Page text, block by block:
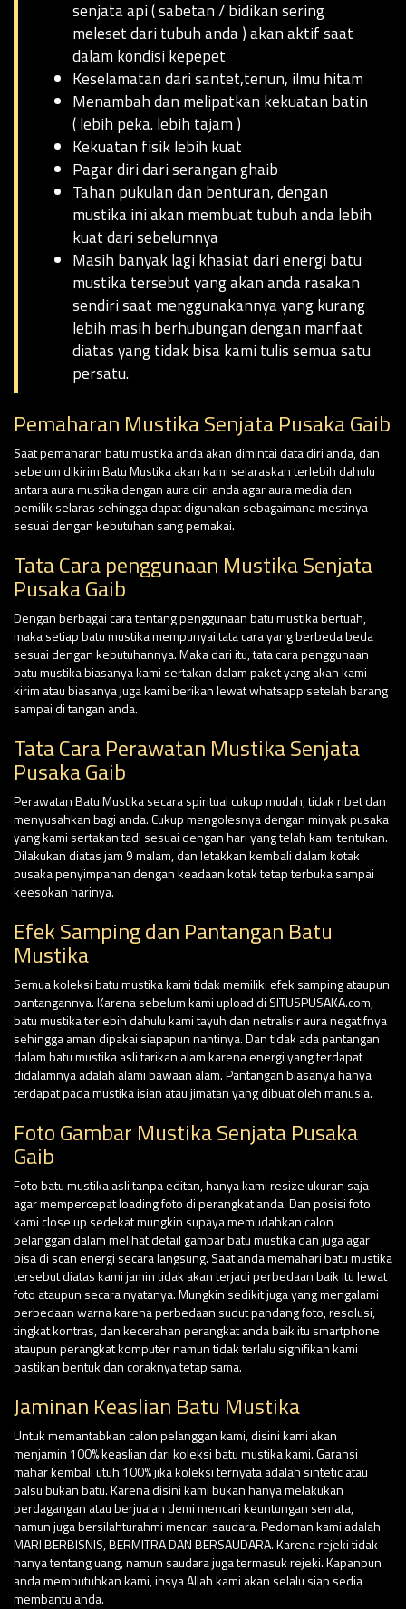
senjata api ( sabetan / bidikan sering
meleset dari tubuh anda ) akan aktif saat
dalam kondisi kepepet
Keselamatan dari santet,tenun, ilmu hitam
Menambah dan melipatkan kekuatan batin
( lebih peka. lebih tajam )
Kekuatan fisik lebih kuat
Pagar diri dari serangan ghaib
Tahan pukulan dan benturan, dengan
mustika ini akan membuat tubuh anda lebih
kuat dari sebelumnya
Masih banyak lagi khasiat dari energi batu
mustika tersebut yang akan anda rasakan
sendiri saat menggunakannya yang kurang
lebih masih berhubungan dengan manfaat
diatas yang tidak bisa kami tulis semua satu
persatu.
Pemaharan Mustika Senjata Pusaka Gaib
Saat pemaharan batu mustika anda akan dimintai data diri anda, dan
sebelum dikirim Batu Mustika akan kami selaraskan terlebih dahulu
antara aura mustika dengan aura diri anda agar aura media dan
pemilik selaras sehingga dapat digunakan sebagaimana mestinya
sesuai dengan kebutuhan sang pemakai.
Tata Cara penggunaan Mustika Senjata
Pusaka Gaib
Dengan berbagai cara tentang penggunaan batu mustika bertuah,
maka setiap batu mustika mempunyai tata cara yang berbeda beda
sesuai dengan kebutuhannya. Maka dari itu, tata cara penggunaan
batu mustika biasanya kami sertakan dalam paket yang akan kami
kirim atau biasanya juga kami berikan lewat whatsapp setelah barang
sampai di tangan anda.
Tata Cara Perawatan Mustika Senjata
Pusaka Gaib
Perawatan Batu Mustika secara spiritual cukup mudah, tidak ribet dan
menyusahkan bagi anda. Cukup mengolesnya dengan minyak pusaka
yang kami sertakan tadi sesuai dengan hari yang telah kami tentukan.
Dilakukan diatas jam 9 malam, dan letakkan kembali dalam kotak
pusaka penyimpanan dengan keadaan kotak tetap terbuka sampai
keesokan harinya.
Efek Samping dan Pantangan Batu
Mustika
Semua koleksi batu mustika kami tidak memiliki efek samping ataupun
pantangannya. Karena sebelum kami upload di SITUSPUSAKA.com,
batu mustika terlebih dahulu kami tayuh dan netralisir aura negatifnya
sehingga aman dipakai siapapun nantinya. Dan tidak ada pantangan
dalam batu mustika asli tarikan alam karena energi yang terdapat
didalamnya adalah alami bawaan alam. Pantangan biasanya hanya
terdapat pada mustika isian atau jimatan yang dibuat oleh manusia.
Foto Gambar Mustika Senjata Pusaka
Gaib
Foto batu mustika asli tanpa editan, hanya kami resize ukuran saja
agar mempercepat loading foto di perangkat anda. Dan posisi foto
kami close up sedekat mungkin supaya memudahkan calon
pelanggan dalam melihat detail gambar batu mustika dan juga agar
bisa di scan energi secara langsung. Saat anda memahari batu mustika
tersebut diatas kami jamin tidak akan terjadi perbedaan baik itu lewat
foto ataupun secara nyatanya. Mungkin sedikit juga yang mengalami
perbedaan warna karena perbedaan sudut pandang foto, resolusi,
tingkat kontras, dan kecerahan perangkat anda baik itu smartphone
ataupun perangkat komputer namun tidak terlalu signifikan kami
pastikan bentuk dan coraknya tetap sama.
Jaminan Keaslian Batu Mustika
Untuk memantabkan calon pelanggan kami, disini kami akan
menjamin 100% keaslian dari koleksi batu mustika kami. Garansi
mahar kembali utuh 100% jika koleksi ternyata adalah sintetic atau
palsu bukan batu. Karena disini kami bukan hanya melakukan
perdagangan atau berjualan demi mencari keuntungan semata,
namun juga bersilahturahmi mencari saudara. Pedoman kami adalah
MARI BERBISNIS, BERMITRA DAN BERSAUDARA. Karena rejeki tidak
hanya tentang uang, namun saudara juga termasuk rejeki. Kapanpun
anda membutuhkan kami, insya Allah kami akan selalu siap sedia
membantu anda.